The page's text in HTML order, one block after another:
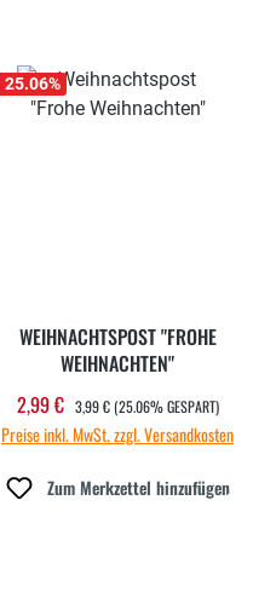
25.06%
WEIHNACHTSPOST "FROHE
WEIHNACHTEN"
Verkaufspreis:
2,99 € REGULÄRER PREIS:
3,99 € (25.06% GESPART)
Preise inkl. MwSt. zzgl. Versandkosten
Zum Merkzettel hinzufügen